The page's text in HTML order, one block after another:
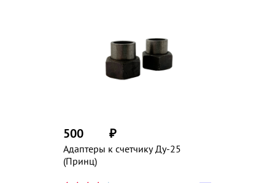
Адаптеры к счетчику Ду-25
(Принц)
500 ₽